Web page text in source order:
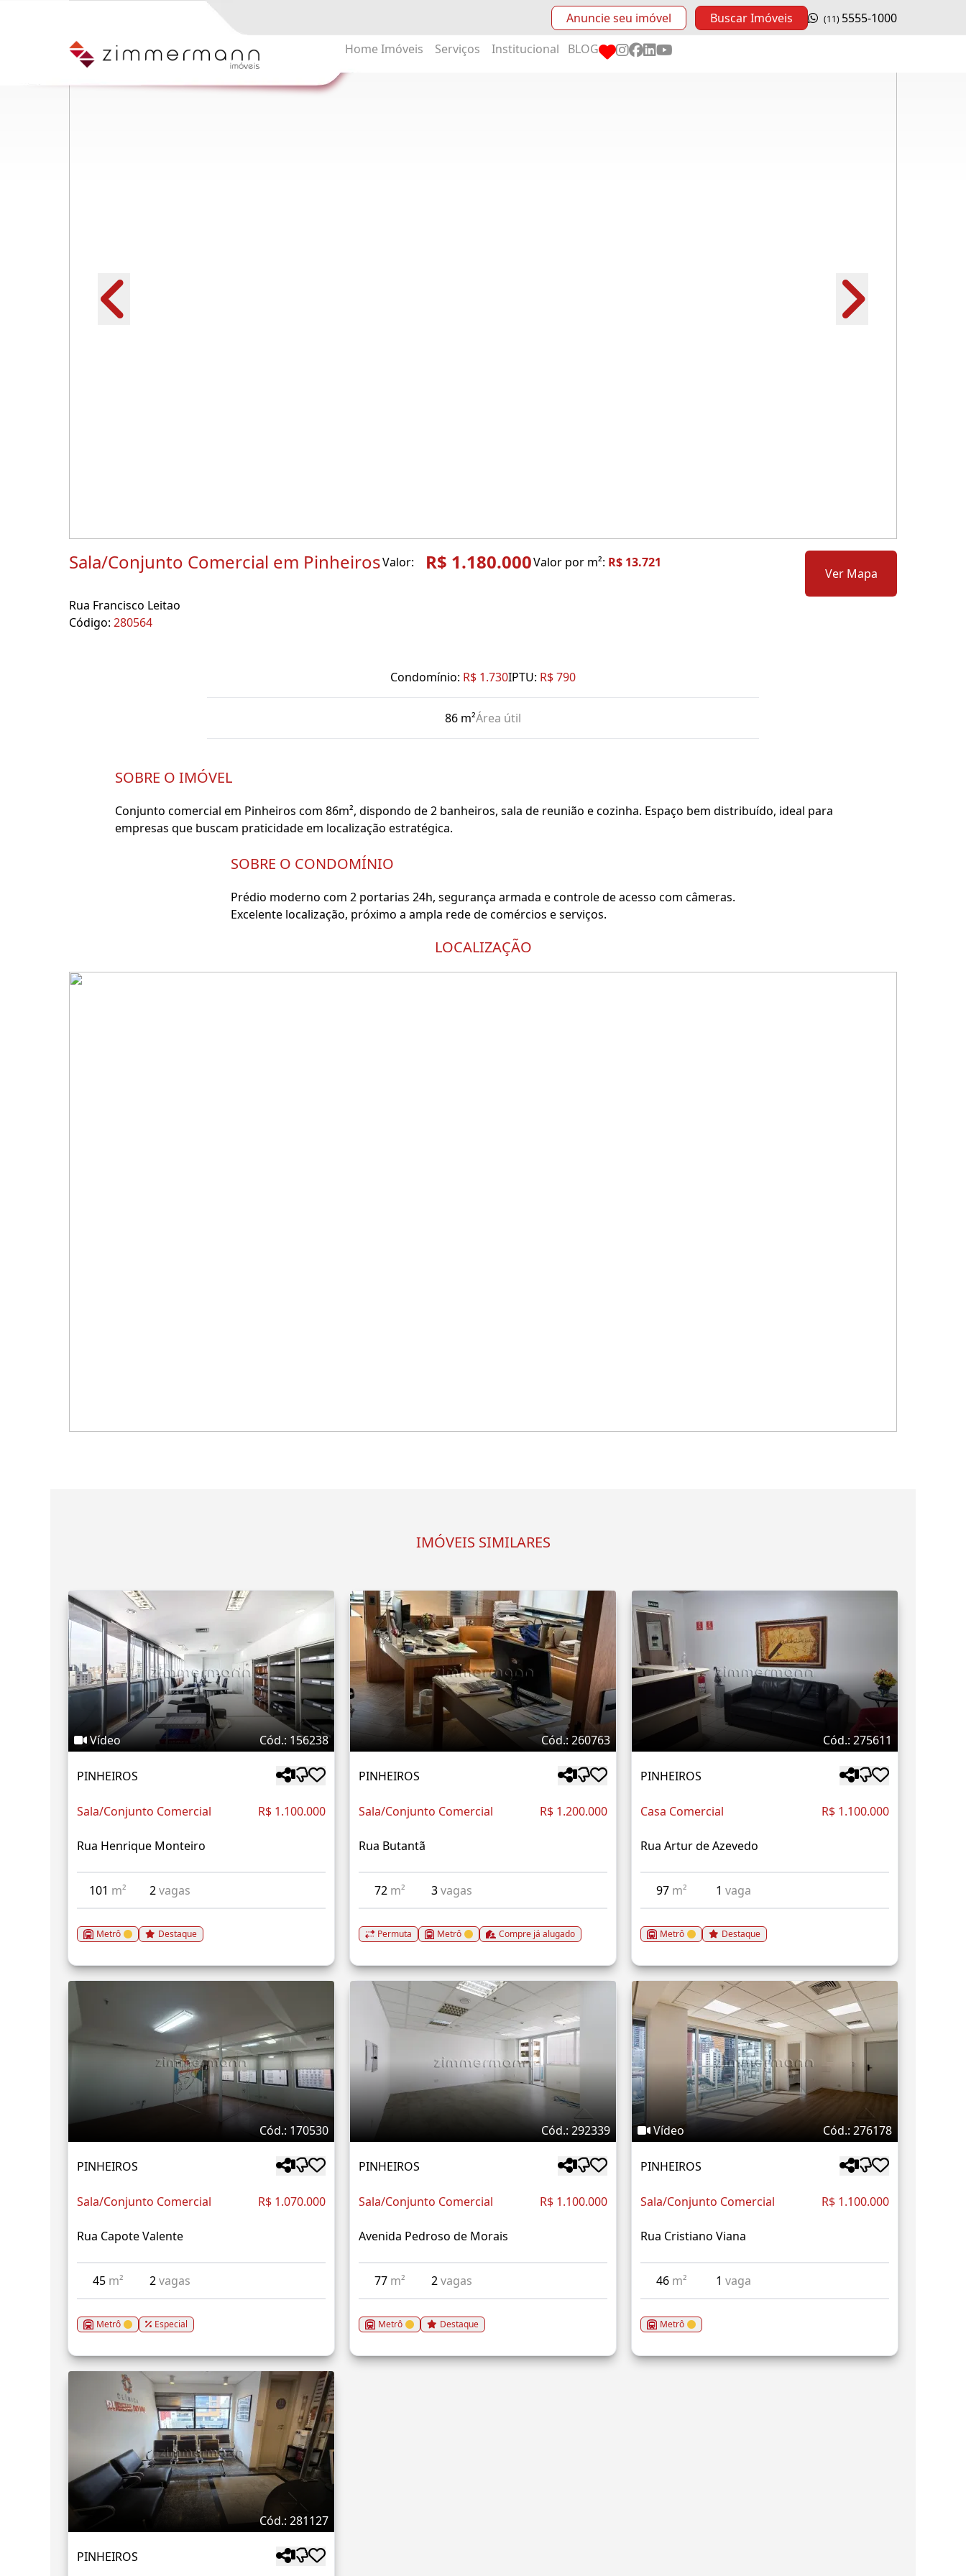
Anuncie seu imóvel Buscar Imóveis (11) 5555-1000
Home Imóveis Serviços Institucional BLOG
Sala/Conjunto Comercial em PinheirosValor: R$ 1.180.000Valor por m²: R$ 13.721
Rua Francisco Leitao
Código: 280564
Ver Mapa
Condomínio: R$ 1.730IPTU: R$ 790
86 m²Área útil
SOBRE O IMÓVEL
Conjunto comercial em Pinheiros com 86m², dispondo de 2 banheiros, sala de reunião e cozinha. Espaço bem distribuído, ideal para
empresas que buscam praticidade em localização estratégica.
SOBRE O CONDOMÍNIO
Prédio moderno com 2 portarias 24h, segurança armada e controle de acesso com câmeras.
Excelente localização, próximo a ampla rede de comércios e serviços.
LOCALIZAÇÃO
IMÓVEIS SIMILARES
Vídeo Cód.: 156238
PINHEIROS
Sala/Conjunto Comercial R$ 1.100.000
Rua Henrique Monteiro
101 m² 2vagas
Metrô Destaque
Cód.: 260763
PINHEIROS
Sala/Conjunto Comercial R$ 1.200.000
Rua Butantã
72 m² 3vagas
Permuta Metrô Compre já alugado
Cód.: 275611
PINHEIROS
Casa Comercial R$ 1.100.000
Rua Artur de Azevedo
97 m² 1vaga
Metrô Destaque
Cód.: 170530
PINHEIROS
Sala/Conjunto Comercial R$ 1.070.000
Rua Capote Valente
45 m² 2vagas
Metrô Especial
Cód.: 292339
PINHEIROS
Sala/Conjunto Comercial R$ 1.100.000
Avenida Pedroso de Morais
77 m² 2vagas
Metrô Destaque
Vídeo Cód.: 276178
PINHEIROS
Sala/Conjunto Comercial R$ 1.100.000
Rua Cristiano Viana
46 m² 1vaga
Metrô
Cód.: 281127
PINHEIROS